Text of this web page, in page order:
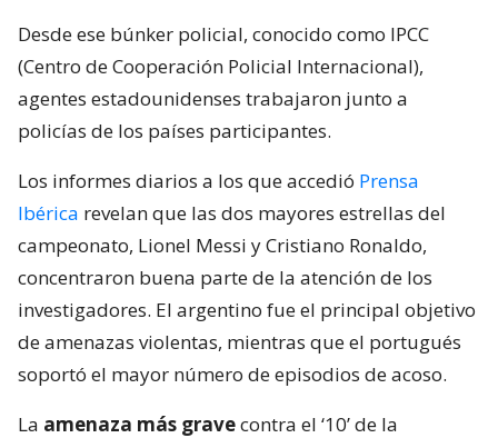
Desde ese búnker policial, conocido como IPCC
(Centro de Cooperación Policial Internacional),
agentes estadounidenses trabajaron junto a
policías de los países participantes.
Los informes diarios a los que accedió Prensa
Ibérica revelan que las dos mayores estrellas del
campeonato, Lionel Messi y Cristiano Ronaldo,
concentraron buena parte de la atención de los
investigadores. El argentino fue el principal objetivo
de amenazas violentas, mientras que el portugués
soportó el mayor número de episodios de acoso.
La amenaza más gravecontra el ‘10’ de la